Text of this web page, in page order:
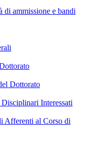
di ammissione e bandi
Dottorato
Interessati
Afferenti al Corso di